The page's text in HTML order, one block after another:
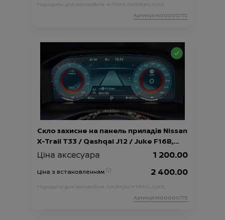
Підходить для автомобіля : X-TRAIL; QASHQAI; JUKE;
Артикул:N00000772
Скло захисне на панель приладів Nissan
X-Trail T33 / Qashqai J12 / Juke F16B,
розмір 12.3“, глянець
Ціна аксесуара 1 200.00
Ціна з встановленням 2 400.00
Підходить для автомобіля : QASHQAI; X-TRAIL; JUKE;
Артикул:N00000773